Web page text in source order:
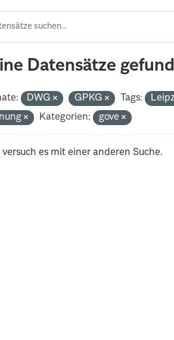
Datensätze
DWG GPKG Tags:
Kategorien: gove
versuch es mit einer anderen Suche.